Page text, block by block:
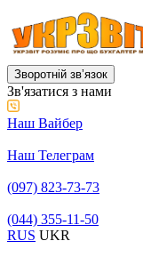
Зворотній звʼязок
Зв'язатися з нами
Наш Вайбер
Наш Телеграм
(097) 823-73-73
(044) 355-11-50
RUS UKR